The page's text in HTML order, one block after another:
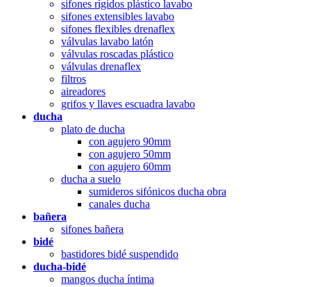
sifones rígidos plástico lavabo
sifones extensibles lavabo
sifones flexibles drenaflex
válvulas lavabo latón
válvulas roscadas plástico
válvulas drenaflex
filtros
aireadores
grifos y llaves escuadra lavabo
ducha
plato de ducha
con agujero 90mm
con agujero 50mm
con agujero 60mm
ducha a suelo
sumideros sifónicos ducha obra
canales ducha
bañera
sifones bañera
bidé
bastidores bidé suspendido
ducha-bidé
mangos ducha íntima